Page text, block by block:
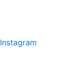
Instagram